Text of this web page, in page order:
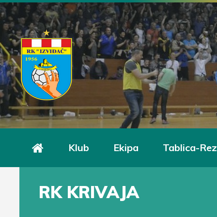
Klub Ekipa Tablica-
RK KRIVAJA